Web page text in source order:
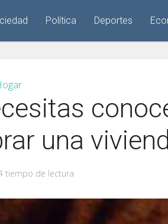
Política Deportes
una
tiempo de lectura